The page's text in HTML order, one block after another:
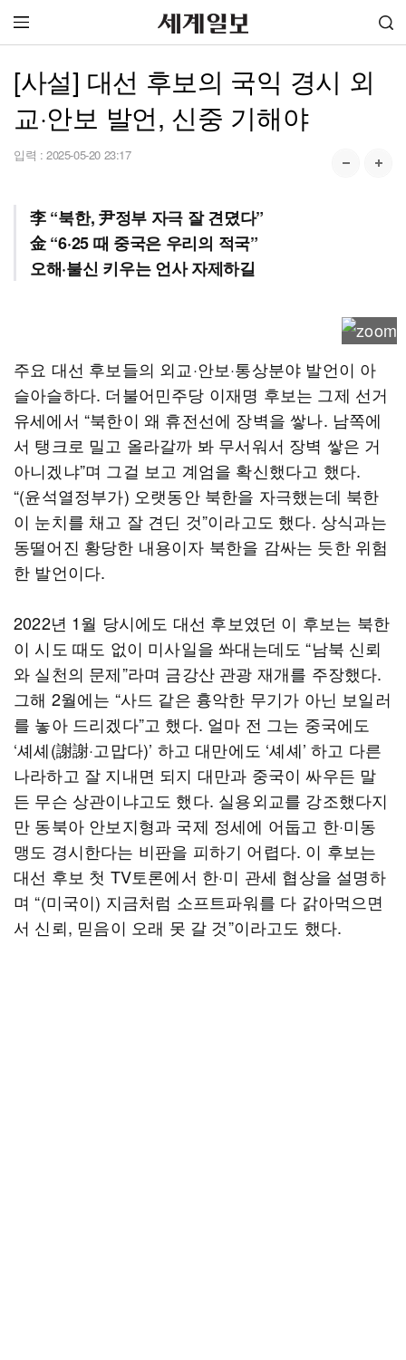
[사설] 대선 후보의 국익 경시 외
교·안보 발언, 신중 기해야
입력 : 2025-05-20 23:17
李 “북한, 尹정부 자극 잘 견뎠다”
金 “6·25 때 중국은 우리의 적국”
오해·불신 키우는 언사 자제하길
주요 대선 후보들의 외교·안보·통상분야 발언이 아
슬아슬하다. 더불어민주당 이재명 후보는 그제 선거
유세에서 “북한이 왜 휴전선에 장벽을 쌓나. 남쪽에
서 탱크로 밀고 올라갈까 봐 무서워서 장벽 쌓은 거
아니겠냐”며 그걸 보고 계엄을 확신했다고 했다.
“(윤석열정부가) 오랫동안 북한을 자극했는데 북한
이 눈치를 채고 잘 견딘 것”이라고도 했다. 상식과는
동떨어진 황당한 내용이자 북한을 감싸는 듯한 위험
한 발언이다.
2022년 1월 당시에도 대선 후보였던 이 후보는 북한
이 시도 때도 없이 미사일을 쏴대는데도 “남북 신뢰
와 실천의 문제”라며 금강산 관광 재개를 주장했다.
그해 2월에는 “사드 같은 흉악한 무기가 아닌 보일러
를 놓아 드리겠다”고 했다. 얼마 전 그는 중국에도
‘셰셰(謝謝·고맙다)’ 하고 대만에도 ‘셰셰’ 하고 다른
나라하고 잘 지내면 되지 대만과 중국이 싸우든 말
든 무슨 상관이냐고도 했다. 실용외교를 강조했다지
만 동북아 안보지형과 국제 정세에 어둡고 한·미동
맹도 경시한다는 비판을 피하기 어렵다. 이 후보는
대선 후보 첫 TV토론에서 한·미 관세 협상을 설명하
며 “(미국이) 지금처럼 소프트파워를 다 갉아먹으면
서 신뢰, 믿음이 오래 못 갈 것”이라고도 했다.